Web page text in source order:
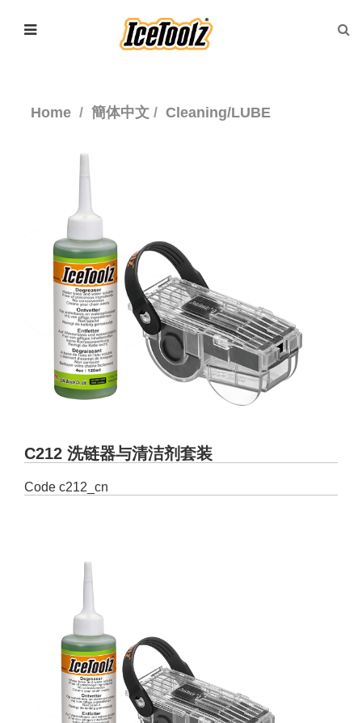
Home 簡体中文 Cleaning/LUBE
C212 洗链器与清洁剂套装
Code c212_cn